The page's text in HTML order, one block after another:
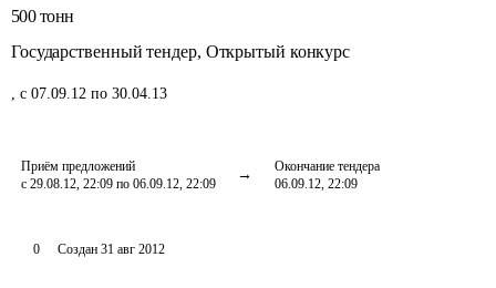
500 тонн
Государственный тендер, Открытый конкурс
, с 07.09.12 по 30.04.13
Приём предложений
с 29.08.12, 22:09 по 06.09.12, 22:09
Окончание тендера
06.09.12, 22:09
0 Создан 31 авг 2012